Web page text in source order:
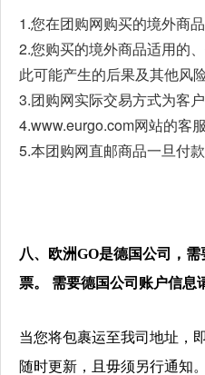
1.您在团购网购买的境外商
2.您购买的境外商品适用的
此可能产生的后果及其他风
3.团购网实际交易方式为客
4.www.eurgo.com网站的客
5.本团购网直邮商品一旦付
八、欧洲GO是德国公司，
票。 需要德国公司账户信息
当您将包裹运至我司地址，
随时更新，且毋须另行通知。